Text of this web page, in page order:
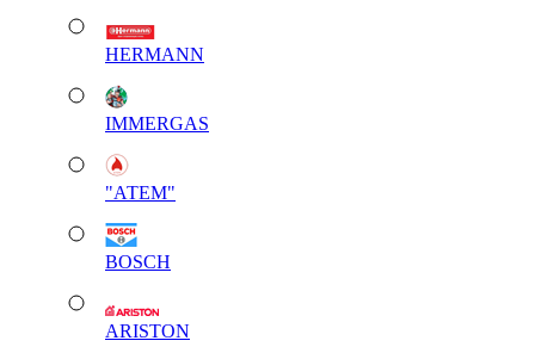
HERMANN
IMMERGAS
"АТЕМ"
BOSCH
ARISTON